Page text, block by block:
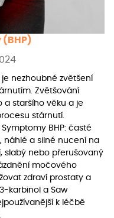
nezhoubné zvětšení
Zvětšování
a staršího věku a je
stárnutí.
BHP: časté
náhlé a silné nucení na
slabý nebo přerušovaný
močového
zdraví prostaty a
karbinol a Saw
k léčbě